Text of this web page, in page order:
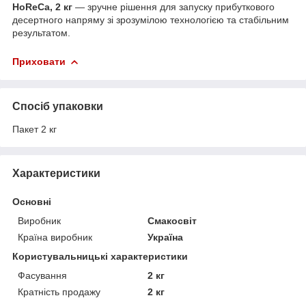
HoReCa, 2 кг — зручне рішення для запуску прибуткового
десертного напряму зі зрозумілою технологією та стабільним
результатом.
Приховати
Спосіб упаковки
Пакет 2 кг
Характеристики
Основні
Виробник
Смакосвіт
Країна виробник
Україна
Користувальницькі характеристики
Фасування
2 кг
Кратність продажу
2 кг